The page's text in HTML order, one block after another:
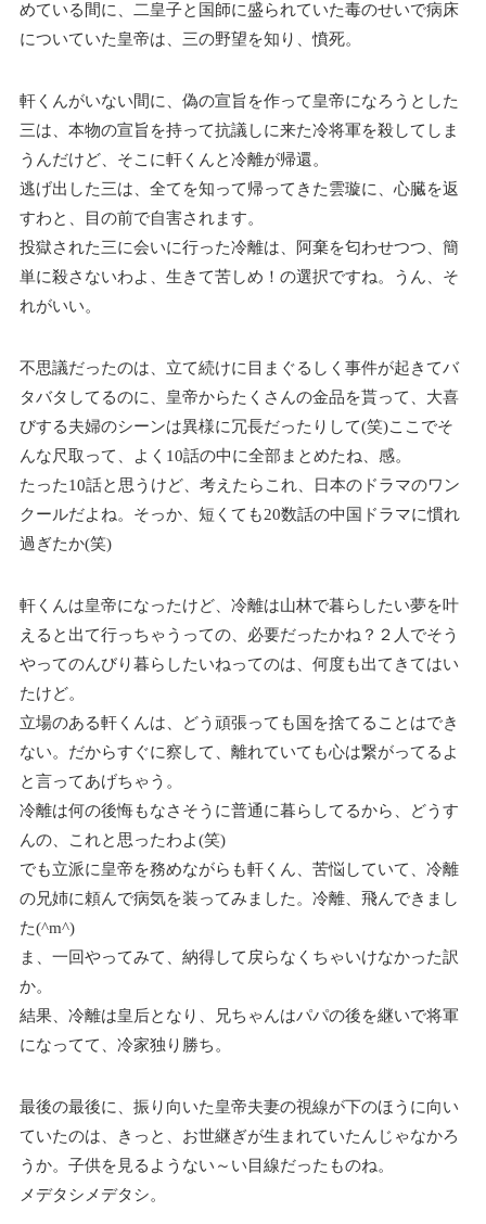
めている間に、二皇子と国師に盛られていた毒のせいで病床
についていた皇帝は、三の野望を知り、憤死。
軒くんがいない間に、偽の宣旨を作って皇帝になろうとした
三は、本物の宣旨を持って抗議しに来た冷将軍を殺してしま
うんだけど、そこに軒くんと冷離が帰還。
逃げ出した三は、全てを知って帰ってきた雲璇に、心臓を返
すわと、目の前で自害されます。
投獄された三に会いに行った冷離は、阿棄を匂わせつつ、簡
単に殺さないわよ、生きて苦しめ！の選択ですね。うん、そ
れがいい。
不思議だったのは、立て続けに目まぐるしく事件が起きてバ
タバタしてるのに、皇帝からたくさんの金品を貰って、大喜
びする夫婦のシーンは異様に冗長だったりして(笑)ここでそ
んな尺取って、よく10話の中に全部まとめたね、感。
たった10話と思うけど、考えたらこれ、日本のドラマのワン
クールだよね。そっか、短くても20数話の中国ドラマに慣れ
過ぎたか(笑)
軒くんは皇帝になったけど、冷離は山林で暮らしたい夢を叶
えると出て行っちゃうっての、必要だったかね？２人でそう
やってのんびり暮らしたいねってのは、何度も出てきてはい
たけど。
立場のある軒くんは、どう頑張っても国を捨てることはでき
ない。だからすぐに察して、離れていても心は繋がってるよ
と言ってあげちゃう。
冷離は何の後悔もなさそうに普通に暮らしてるから、どうす
んの、これと思ったわよ(笑)
でも立派に皇帝を務めながらも軒くん、苦悩していて、冷離
の兄姉に頼んで病気を装ってみました。冷離、飛んできまし
た(^m^)
ま、一回やってみて、納得して戻らなくちゃいけなかった訳
か。
結果、冷離は皇后となり、兄ちゃんはパパの後を継いで将軍
になってて、冷家独り勝ち。
最後の最後に、振り向いた皇帝夫妻の視線が下のほうに向い
ていたのは、きっと、お世継ぎが生まれていたんじゃなかろ
うか。子供を見るようない～い目線だったものね。
メデタシメデタシ。